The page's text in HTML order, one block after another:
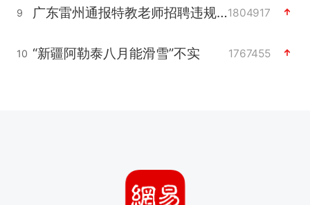
9 广东雷州通报特教老师招聘违规事件1804917
10 “新疆阿勒泰八月能滑雪”不实 1767455